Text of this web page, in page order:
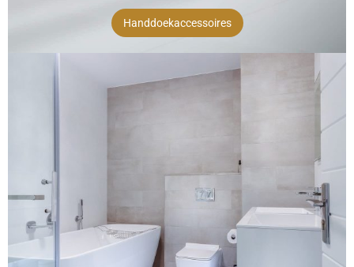
Handdoekaccessoires